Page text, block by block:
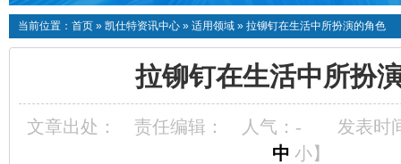
当前位置： 首页 » 凯仕特资讯中心 » 适用领域 » 拉铆钉在生活中所扮演的角色
拉铆钉在生活中所扮
文章出处： 责任编辑： 人气： -
发表时
中 小】